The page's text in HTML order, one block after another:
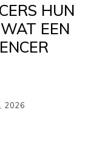
HUN
EEN
2026